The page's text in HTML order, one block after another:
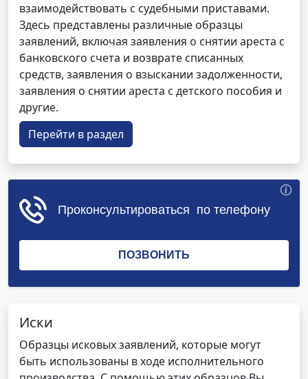
взаимодействовать с судебными приставами.
Здесь представлены различные образцы
заявлений, включая заявления о снятии ареста с
банковского счета и возврате списанных
средств, заявления о взыскании задолженности,
заявления о снятии ареста с детского пособия и
другие.
Перейти в раздел
Иски
Образцы исковых заявлений, которые могут
быть использованы в ходе исполнительного